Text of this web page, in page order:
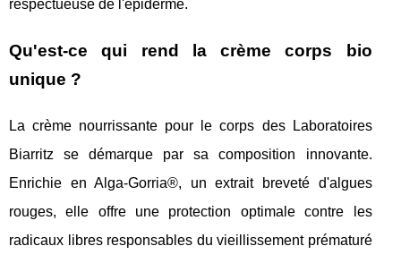
respectueuse de l'épiderme.
Qu'est-ce qui rend la crème corps bio
unique ?
La crème nourrissante pour le corps des Laboratoires
Biarritz se démarque par sa composition innovante.
Enrichie en Alga-Gorria®, un extrait breveté d'algues
rouges, elle offre une protection optimale contre les
radicaux libres responsables du vieillissement prématuré